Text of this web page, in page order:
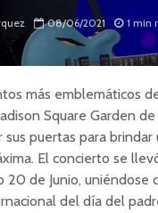
08/06/2021 1 min
más emblemáticos
Square Garden de
sus puertas para brindar
El concierto se
20 de Junio, uniéndose
del día del